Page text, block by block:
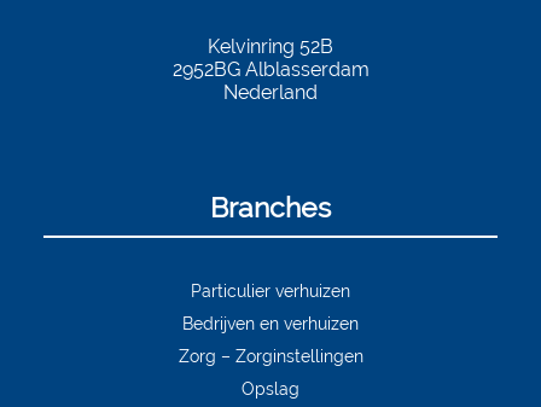
Kelvinring 52B
2952BGAlblasserdam
Nederland
Branches
Particulier verhuizen
Bedrijven en verhuizen
Zorg – Zorginstellingen
Opslag